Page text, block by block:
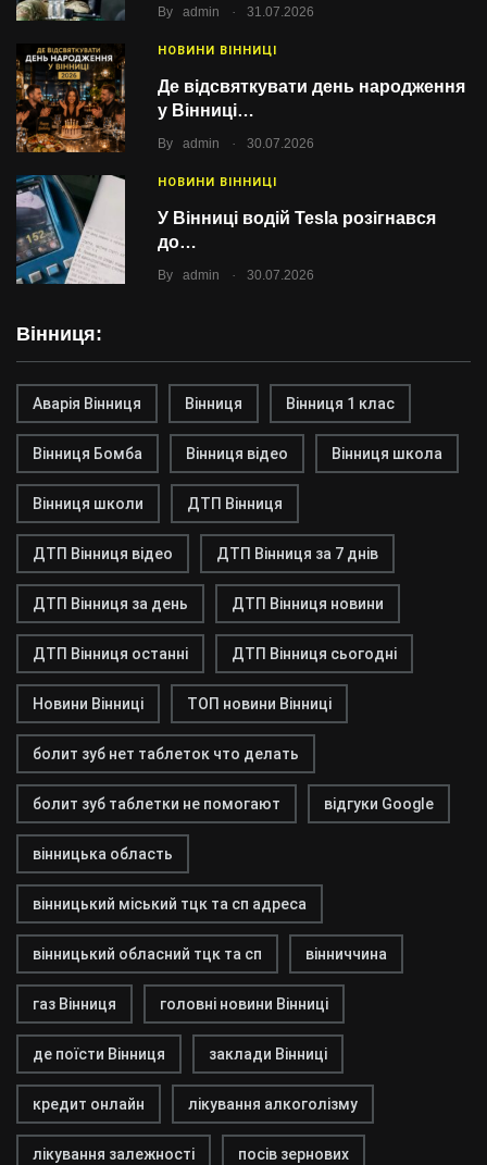
By admin . 31.07.2026
НОВИНИ ВІННИЦІ
Де відсвяткувати день народження
у Вінниці…
By admin . 30.07.2026
НОВИНИ ВІННИЦІ
У Вінниці водій Tesla розігнався
до…
By admin . 30.07.2026
Вінниця:
Аварія Вінниця Вінниця Вінниця 1 клас
Вінниця Бомба Вінниця відео Вінниця школа
Вінниця школи ДТП Вінниця
ДТП Вінниця відео ДТП Вінниця за 7 днів
ДТП Вінниця за день ДТП Вінниця новини
ДТП Вінниця останні ДТП Вінниця сьогодні
Новини Вінниці ТОП новини Вінниці
болит зуб нет таблеток что делать
болит зуб таблетки не помогают відгуки Google
вінницька область
вінницький міський тцк та сп адреса
вінницький обласний тцк та сп вінниччина
газ Вінниця головні новини Вінниці
де поїсти Вінниця заклади Вінниці
кредит онлайн лікування алкоголізму
лікування залежності посів зернових